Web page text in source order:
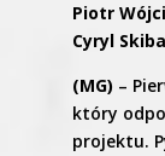
Piotr
Cyryl
(MG) –
który
projektu.